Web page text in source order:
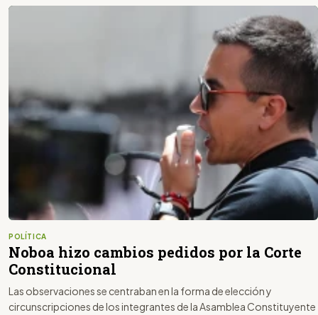
POLÍTICA
Noboa hizo cambios pedidos por la Corte
Constitucional
Las observaciones se centraban en la forma de elección y
circunscripciones de los integrantes de la Asamblea Constituyente